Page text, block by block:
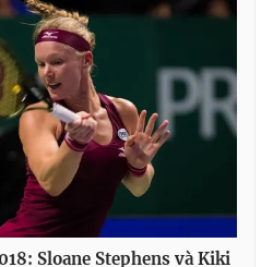
hình Việt Nam
báo điện tử số 483/GP-BTTTT
Mỹ Hạnh, Phạm Quốc Thắng,
- 024.38 355 932
Sloane Stephens và Kiki